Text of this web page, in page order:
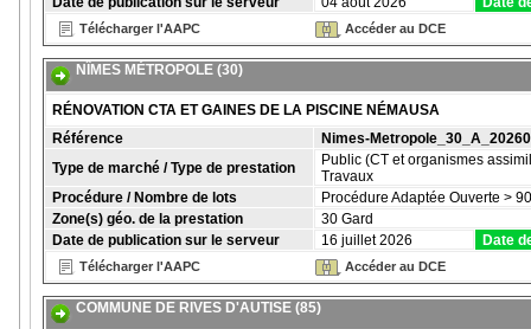
Télécharger l'AAPC Accéder au DCE
NÎMES MÉTROPOLE (30)
RÉNOVATION CTA ET GAINES DE LA PISCINE NÉMAUSA
Référence
Nimes-
Type de marché / Type de prestation
Public (CT et organismes
Travaux
Procédure / Nombre de lots
Procédure Adaptée Ouverte >
Zone(s) géo. de la prestation
30 Gard
Date de publication sur le serveur
16 juillet 2026 Date
Télécharger l'AAPC Accéder au DCE
COMMUNE DE RIVES D'AUTISE (85)